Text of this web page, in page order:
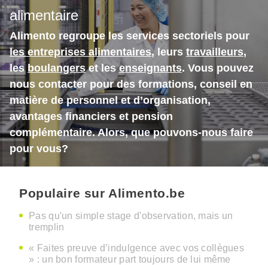
CONTACT
alimentaire
Alimento regroupe les services sectoriels pour
les entreprises alimentaires, leurs travailleurs,
les boulangerset lesenseignants. Vous pouvez
nous contacter pour des formations, conseil en
matière de personnel et d’organisation,
avantages financiers et pension
complémentaire. Alors, que pouvons-nous faire
pour vous?
Populaire sur Alimento.be
Pas qu'un simple stage d'observation, mais un
tremplin
« Faites preuve d’indulgence avec vos collègues
» : un bon formateur part toujours de lui même